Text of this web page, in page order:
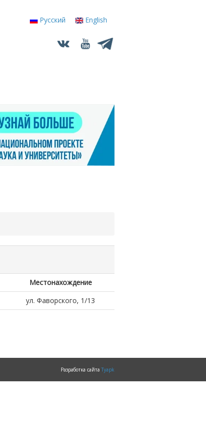
Русский English
Местонахождение
ул. Фаворского, 1/13
Разработка сайта Tyapk